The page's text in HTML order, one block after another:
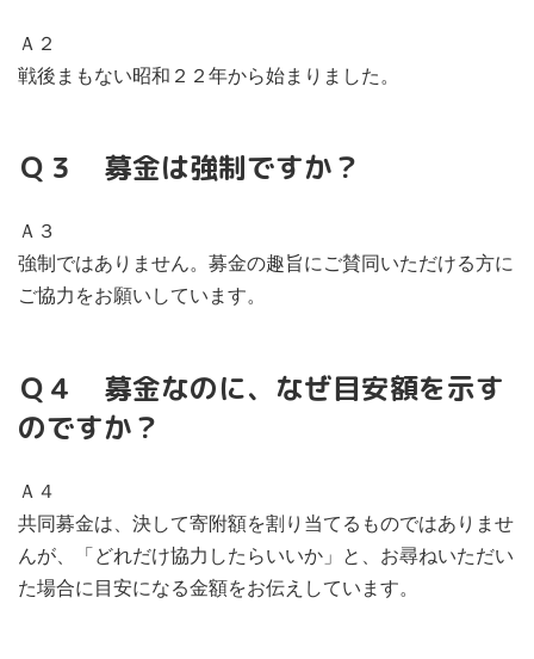
Ａ２
戦後まもない昭和２２年から始まりました。
Ｑ３ 募金は強制ですか？
Ａ３
強制ではありません。募金の趣旨にご賛同いただける方に
ご協力をお願いしています。
Ｑ４ 募金なのに、なぜ目安額を示す
のですか？
Ａ４
共同募金は、決して寄附額を割り当てるものではありませ
んが、「どれだけ協力したらいいか」と、お尋ねいただい
た場合に目安になる金額をお伝えしています。